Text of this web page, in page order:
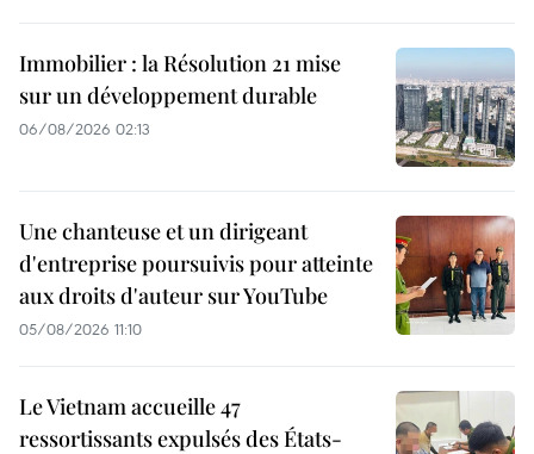
Immobilier : la Résolution 21 mise
sur un développement durable
06/08/2026 02:13
Une chanteuse et un dirigeant
d'entreprise poursuivis pour atteinte
aux droits d'auteur sur YouTube
05/08/2026 11:10
Le Vietnam accueille 47
ressortissants expulsés des États-